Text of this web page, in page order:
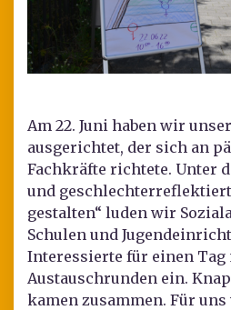
Am 22. Juni haben wir
ausgerichtet, der sich an
Fachkräfte richtete. Unter
und
gestalten“ luden wir
Schulen und
Interessierte für einen
Austauschrunden ein.
kamen zusammen. Für